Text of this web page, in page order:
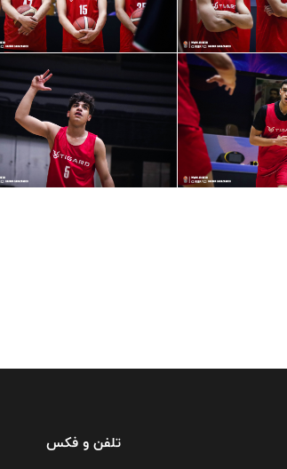
تلفن و فکس